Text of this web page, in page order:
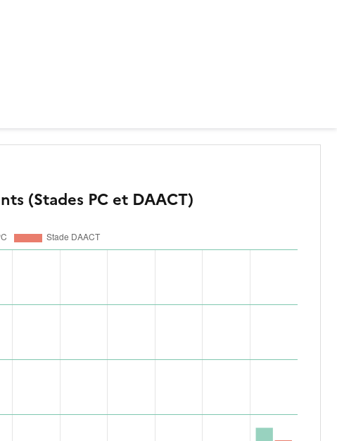
(Stades PC et DAACT)